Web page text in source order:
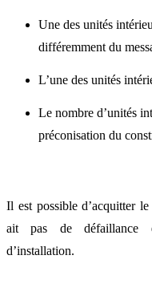
Une des unités
différemment du
L’une des unités
Le nombre d’unités
préconisation du
Il est possible d’acquitter
ait pas de défaillance
d’installation.